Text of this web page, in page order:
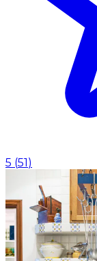
5 (51 )